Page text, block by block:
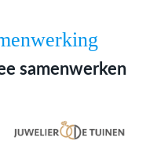
samenwerken